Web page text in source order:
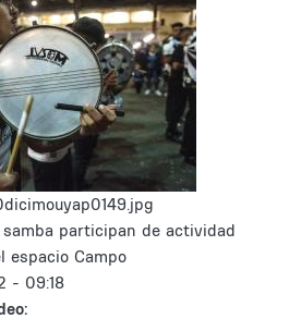
samba participan de actividad
espacio Campo
- 09:18